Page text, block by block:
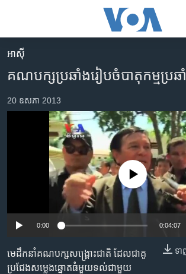
គេហទំព័រ​
រំលង​
និង​
ចូល​
ទំព័រ​
រចនា
កម្ពុជា
អន្តរជាតិ
អាមេរិក
កម្ពុជាច្នៃប្រតិដ្ឋ
ព្រឹត្តិការណ៍ព័ត៌មាន
ទូរទស្សន៍ / វីដេអូ​
កម្មវិធីទាំងអស់
អាស៊ី
គណបក្ស​ប្រឆាំង​រៀបចំ​បាតុកម្ម​ប្រ
20 ឧសភា 2013
No media source currently
0:00 0:04:07
ទ
មេដឹកនាំ​គណបក្ស​សង្គ្រោះ​ជាតិ ​ដែលជា​គូ
ប្រជែង​សម្លេងឆ្នោត​ធំ​មួយ​ទល់​ជាមួយ​